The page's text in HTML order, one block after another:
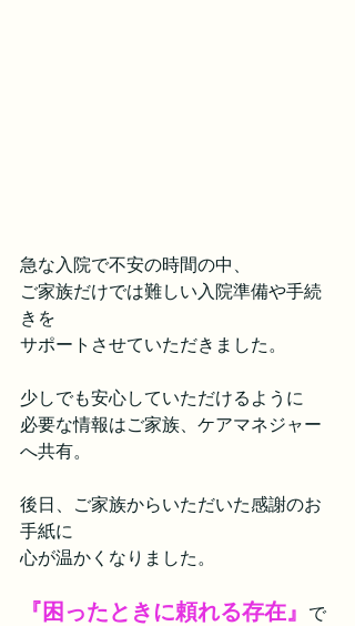
急な入院で不安の時間の中、
ご家族だけでは難しい入院準備や手続
きを
サポートさせていただきました。
少しでも安心していただけるように
必要な情報はご家族、ケアマネジャー
へ共有。
後日、ご家族からいただいた感謝のお
手紙に
心が温かくなりました。
『困ったときに頼れる存在』
で